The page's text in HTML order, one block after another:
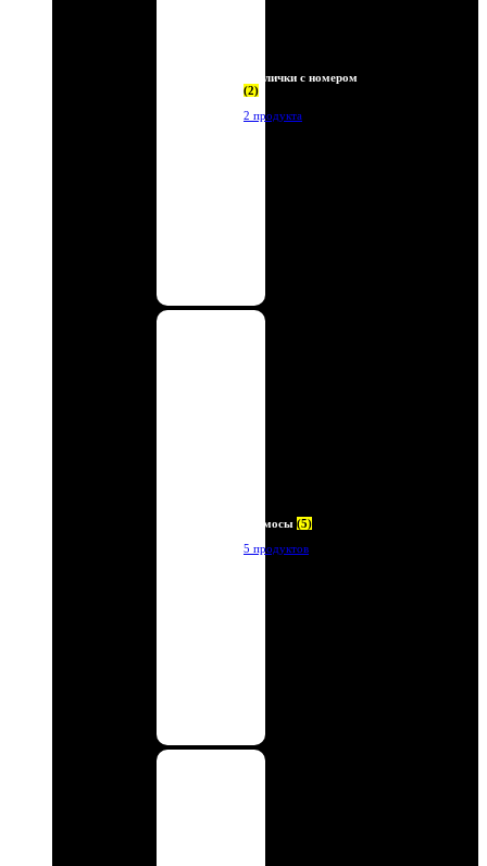
Таблички с номером
(2)
2 продукта
Термосы (5)
5 продуктов